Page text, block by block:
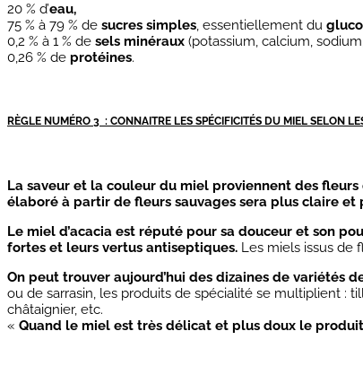
20 % d’eau,
75 % à 79 % de sucres simples, essentiellement du
0,2 % à 1 % de sels minéraux (potassium, calcium,
0,26 % de protéines.
RÈGLE NUMÉRO 3 : CONNAITRE LES SPÉCIFICITÉS DU MIEL SELON
La saveur et la couleur du miel proviennent des
élaboré à partir de fleurs sauvages sera plus claire et
Le miel d’acacia est réputé pour sa douceur et son
fortes et leurs vertus antiseptiques. Les miels issus de
On peut trouver aujourd’hui des dizaines de variétés
ou de sarrasin, les produits de spécialité se multiplient :
châtaignier, etc.
« Quand le miel est très délicat et plus doux le